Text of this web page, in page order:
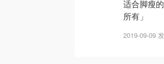
适合脚瘦
所有」
2019-09-09